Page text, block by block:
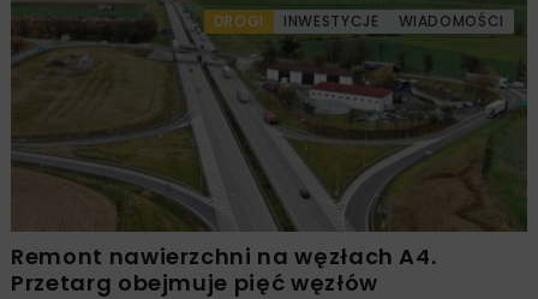
DROGI INWESTYCJE WIADOMOŚCI
Remont nawierzchni na węzłach A4.
Przetarg obejmuje pięć węzłów